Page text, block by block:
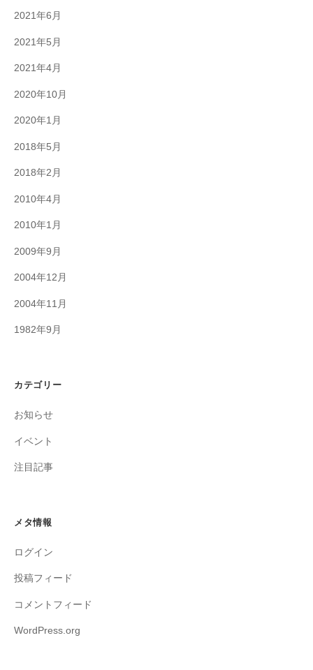
2021年6月
2021年5月
2021年4月
2020年10月
2020年1月
2018年5月
2018年2月
2010年4月
2010年1月
2009年9月
2004年12月
2004年11月
1982年9月
カテゴリー
お知らせ
イベント
注目記事
メタ情報
ログイン
投稿フィード
コメントフィード
WordPress.org